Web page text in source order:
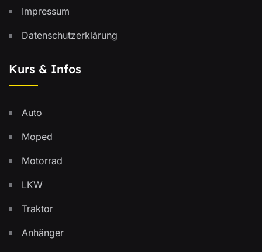
Impressum
Datenschutzerklärung
Kurs & Infos
Auto
Moped
Motorrad
LKW
Traktor
Anhänger